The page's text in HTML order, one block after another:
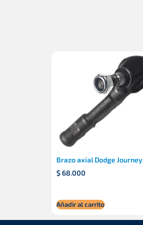
Brazo axial Dodge Journey
$68.000
Añadir al carrito